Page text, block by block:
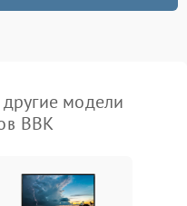
модели
BBK